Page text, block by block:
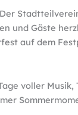
und Gäste
auf dem
voller Musik,